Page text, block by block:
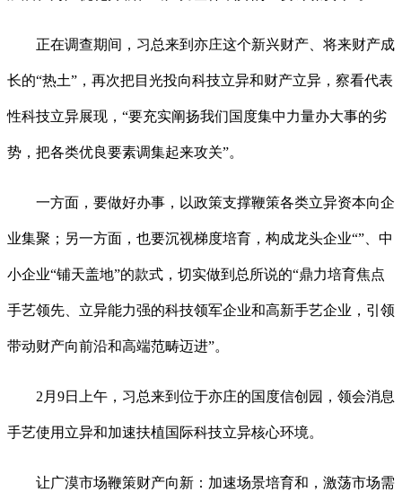
正在调查期间，习总来到亦庄这个新兴财产、将来财产成
长的“热土”，再次把目光投向科技立异和财产立异，察看代表
性科技立异展现，“要充实阐扬我们国度集中力量办大事的劣
势，把各类优良要素调集起来攻关”。
一方面，要做好办事，以政策支撑鞭策各类立异资本向企
业集聚；另一方面，也要沉视梯度培育，构成龙头企业“”、中
小企业“铺天盖地”的款式，切实做到总所说的“鼎力培育焦点
手艺领先、立异能力强的科技领军企业和高新手艺企业，引领
带动财产向前沿和高端范畴迈进”。
2月9日上午，习总来到位于亦庄的国度信创园，领会消息
手艺使用立异和加速扶植国际科技立异核心环境。
让广漠市场鞭策财产向新：加速场景培育和，激荡市场需